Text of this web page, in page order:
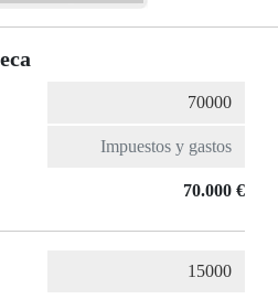
70.000 €